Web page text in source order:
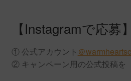
【Instagramで応募】
① 公式アカウント ＠
② キャンペーン用の公式投稿を